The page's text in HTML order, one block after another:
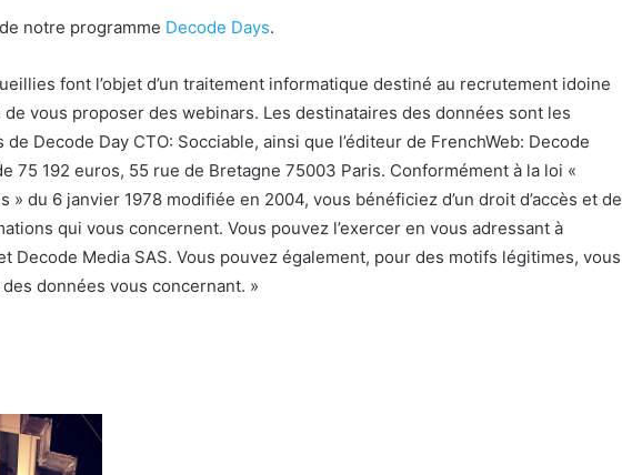
notre programme Decode Days.
font l’objet d’un traitement informatique destiné au recrutement idoine
de vous proposer des webinars. Les destinataires des données sont les
Decode Day CTO: Socciable, ainsi que l’éditeur de FrenchWeb: Decode
75 192 euros, 55 rue de Bretagne 75003 Paris. Conformément à la loi «
du 6 janvier 1978 modifiée en 2004, vous bénéficiez d’un droit d’accès et de
qui vous concernent. Vous pouvez l’exercer en vous adressant à
Decode Media SAS. Vous pouvez également, pour des motifs légitimes, vous
données vous concernant. »